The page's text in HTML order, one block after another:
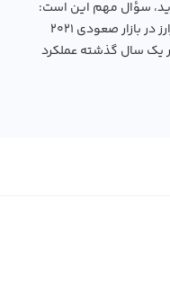
خود را به صرافی
ارز را معامله کنید و
سؤال مهم این است:
دوج بخریم یا سولانا؟ هر دو رمزارز در بازار صعودی ۲۰۲۱
یک سال گذشته عملکرد